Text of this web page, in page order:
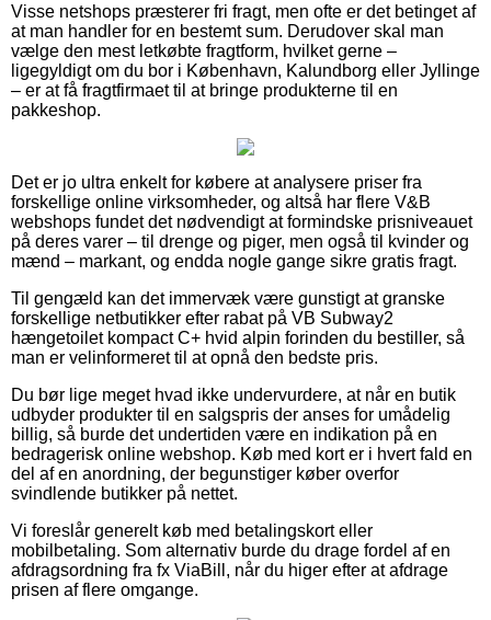
Visse netshops præsterer fri fragt, men ofte er det betinget af
at man handler for en bestemt sum. Derudover skal man
vælge den mest letkøbte fragtform, hvilket gerne –
ligegyldigt om du bor i København, Kalundborg eller Jyllinge
– er at få fragtfirmaet til at bringe produkterne til en
pakkeshop.
Det er jo ultra enkelt for købere at analysere priser fra
forskellige online virksomheder, og altså har flere V&B
webshops fundet det nødvendigt at formindske prisniveauet
på deres varer – til drenge og piger, men også til kvinder og
mænd – markant, og endda nogle gange sikre gratis fragt.
Til gengæld kan det immervæk være gunstigt at granske
forskellige netbutikker efter rabat på VB Subway2
hængetoilet kompact C+ hvid alpin forinden du bestiller, så
man er velinformeret til at opnå den bedste pris.
Du bør lige meget hvad ikke undervurdere, at når en butik
udbyder produkter til en salgspris der anses for umådelig
billig, så burde det undertiden være en indikation på en
bedragerisk online webshop. Køb med kort er i hvert fald en
del af en anordning, der begunstiger køber overfor
svindlende butikker på nettet.
Vi foreslår generelt køb med betalingskort eller
mobilbetaling. Som alternativ burde du drage fordel af en
afdragsordning fra fx ViaBill, når du higer efter at afdrage
prisen af flere omgange.